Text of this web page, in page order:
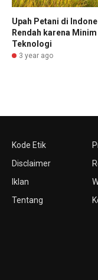
Upah Petani di
Rendah karena
Teknologi
3 year ago
Kode Etik
Disclaimer
Iklan
Tentang